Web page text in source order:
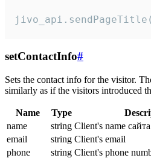
setContactInfo#
Sets the contact info for the visitor.
similarly as if the visitors introduced
Name Type
name
string Client's name сайта
email
string Client's email
phone
string Client's phone